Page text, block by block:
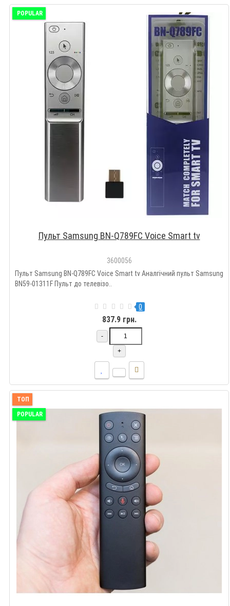
POPULAR
Пульт Samsung BN-Q789FC Voice Smart tv
3600056
Пульт Samsung BN-Q789FC Voice Smart tv Аналгічний пульт Samsung
BN59-01311F Пульт до телевізо..
0
837.9 грн.
-
+
ТОП
POPULAR